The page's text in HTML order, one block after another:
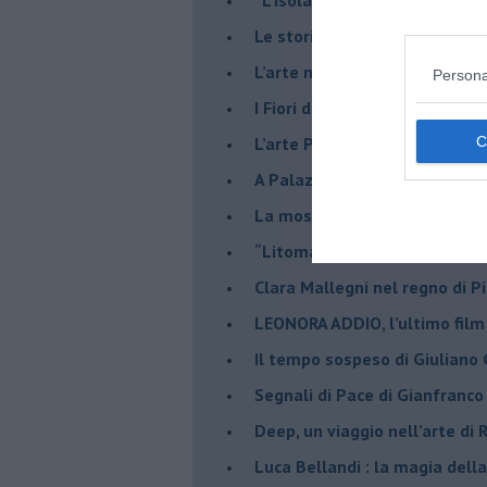
​Le storie di Yan Pei-Ming a
​L’arte magica di Paola
​I Fiori di Barlettani a Volterra
​L’arte Pop di Marco Saviozzi
​A Palazzo Strozzi uno
La mostra di Christian
​“Litomachie” di Matteo
​Clara Mallegni nel regno di
​LEONORA ADDIO, l’ultimo
Il tempo sospeso di Giuliano
Segnali di Pace di
​Deep, un viaggio nell’arte di
​Luca Bellandi : la magia